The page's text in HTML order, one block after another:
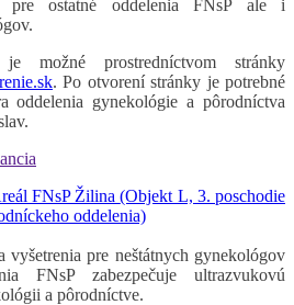
pre ostatné oddelenia FNsP ale i
možné prostredníctvom stránky
. Po otvorení stránky je potrebné
oddelenia gynekológie a pôrodníctva
FNsP Žilina(Objekt L, 3. poschodie
oddelenia)
vyšetrenia pre neštátnych gynekológov
FNsP zabezpečuje ultrazvukovú
a pôrodníctve.